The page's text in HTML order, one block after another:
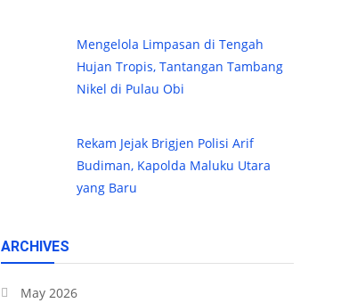
Mengelola Limpasan di Tengah
Hujan Tropis, Tantangan Tambang
Nikel di Pulau Obi
Rekam Jejak Brigjen Polisi Arif
Budiman, Kapolda Maluku Utara
yang Baru
ARCHIVES
May 2026